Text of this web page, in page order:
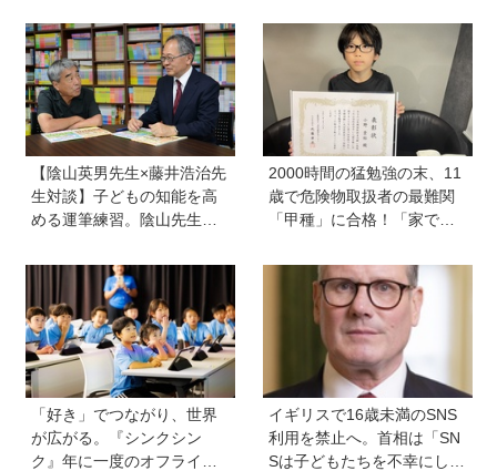
【陰山英男先生×藤井浩治先
生対談】子どもの知能を高
める運筆練習。陰山先生が
ルできるようになれば、文
字を覚えることなんて簡
単！」という理由は？
2000時間の猛勉強の末、11
歳で危険物取扱者の最難関
「甲種」に合格！「家で両
もやらなきゃと思った」
「好き」でつながり、世界
が広がる。『シンクシン
ク』年に一度のオフライン
イギリスで16歳未満のSNS
利用を禁止へ。首相は「SN
Sは子どもたちを不幸にして